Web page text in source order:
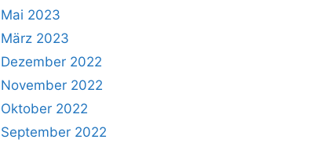
Mai 2023
März 2023
Dezember 2022
November 2022
Oktober 2022
September 2022